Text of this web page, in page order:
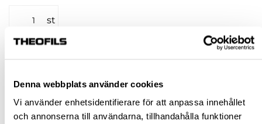
Denna webbplats använder cookies
Vi använder enhetsidentifierare för att anpassa innehållet
och annonserna till användarna, tillhandahålla funktioner
st
Jönköping huvudlager Beställningsvara
Jönköping butik Slut i lager